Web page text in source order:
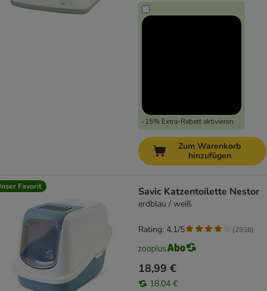
-15% Extra-Rabatt aktivieren
Zum Warenkorb
hinzufügen
Favorit Savic Katzentoilette Nestor
erdblau / weiß
18,99 €
18,04 €
Rating: 4.1/5 (2938)